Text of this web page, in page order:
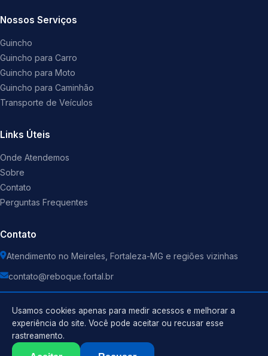
Nossos Serviços
Guincho
Guincho para Carro
Guincho para Moto
Guincho para Caminhão
Transporte de Veículos
Links Úteis
Onde Atendemos
Sobre
Contato
Perguntas Frequentes
Contato
Atendimento no Meireles, Fortaleza-MG e regiões vizinhas
contato@reboque.fortal.br
Guincho . Todos os direitos reservados.
Usamos cookies apenas para medir acessos e melhorar a
experiência do site. Você pode aceitar ou recusar esse
rastreamento.